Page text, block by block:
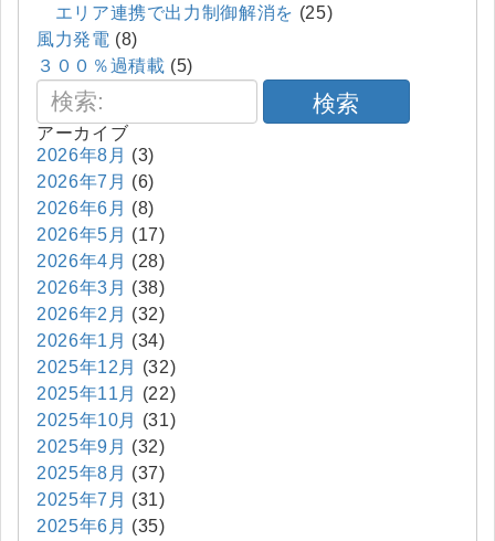
エリア連携で出力制御解消を (25)
風力発電 (8)
３００％過積載 (5)
検索
アーカイブ
2026年8月 (3)
2026年7月 (6)
2026年6月 (8)
2026年5月 (17)
2026年4月 (28)
2026年3月 (38)
2026年2月 (32)
2026年1月 (34)
2025年12月
(32)
2025年11月
(22)
2025年10月
(31)
2025年9月 (32)
2025年8月 (37)
2025年7月 (31)
2025年6月 (35)